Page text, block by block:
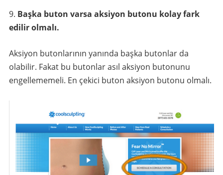
Başka buton varsa aksiyon butonu kolay fark
edilir olmalı.
Aksiyon butonlarının yanında başka butonlar da
olabilir. Fakat bu butonlar asıl aksiyon butonunu
engellememeli. En çekici buton aksiyon butonu olmalı.